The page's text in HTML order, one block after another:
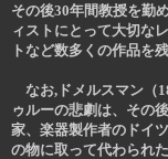
その後30年間教授を勤
ィストにとって大切な
トなど数多くの作品を
なお,ドメルスマン（
ゥルーの悲劇は、その
家、楽器製作者のドイ
の物に取って代わられ